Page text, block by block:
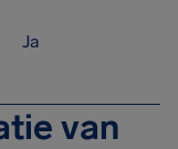
Ja
van